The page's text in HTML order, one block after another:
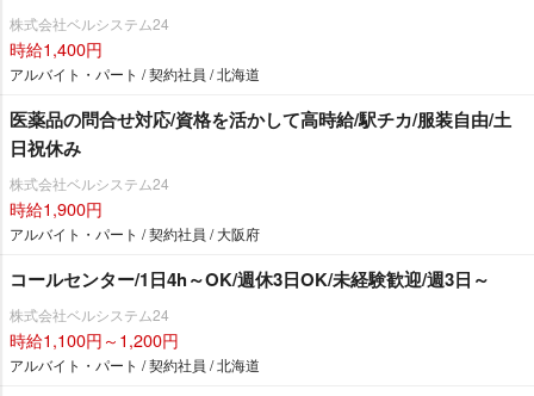
株式会社ベルシステム24
時給1,400円
アルバイト・パート / 契約社員 / 北海道
医薬品の問合せ対応/資格を活かして高時給/駅チカ/服装自由/土
日祝休み
株式会社ベルシステム24
時給1,900円
アルバイト・パート / 契約社員 / 大阪府
コールセンター/1日4h～OK/週休3日OK/未経験歓迎/週3日～
株式会社ベルシステム24
時給1,100円～1,200円
アルバイト・パート / 契約社員 / 北海道